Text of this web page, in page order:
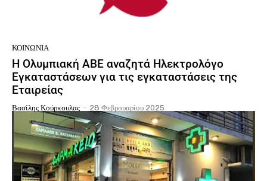
ΚΟΙΝΩΝΙΑ
Η Ολυμπιακή ΑΒΕ αναζητά Ηλεκτρολόγο
Εγκαταστάσεων για τις εγκαταστάσεις της
Εταιρείας
Βασίλης Κούρκουλας - 28 Φεβρουαρίου 2025